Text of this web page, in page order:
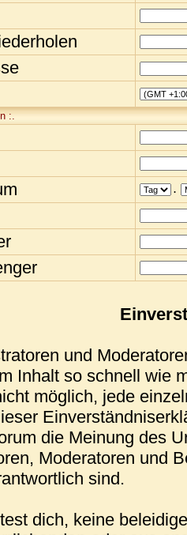
:.
.
und
Inhalt so schnell wie
möglich, jede
die Meinung des
Moderatoren und
sind.
dich, keine